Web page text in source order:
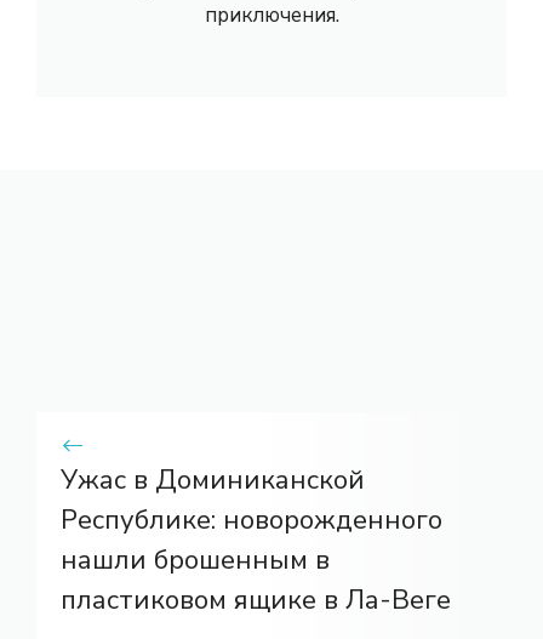
приключения.
Ужас в Доминиканской
Республике: новорожденного
нашли брошенным в
пластиковом ящике в Ла-Веге